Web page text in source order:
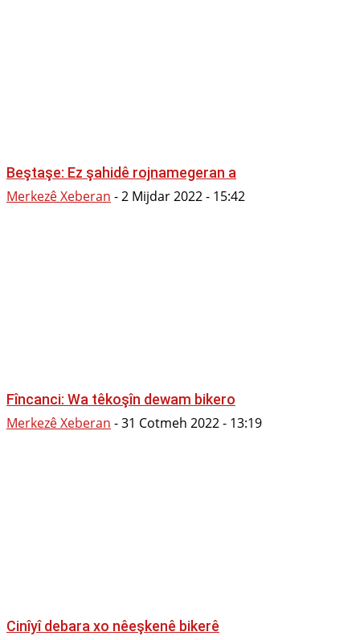
Beştaşe: Ez şahidê rojnamegeran a
Merkezê Xeberan -2 Mijdar 2022 - 15:42
Fîncanci: Wa têkoşîn dewam bikero
Merkezê Xeberan -31 Cotmeh 2022 - 13:19
Cinîyî debara xo nêeşkenê bikerê